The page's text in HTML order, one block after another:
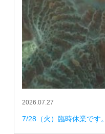
2026.07.27
7/28（火）臨時休業です。